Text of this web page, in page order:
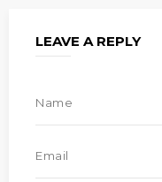
LEAVE A REPLY